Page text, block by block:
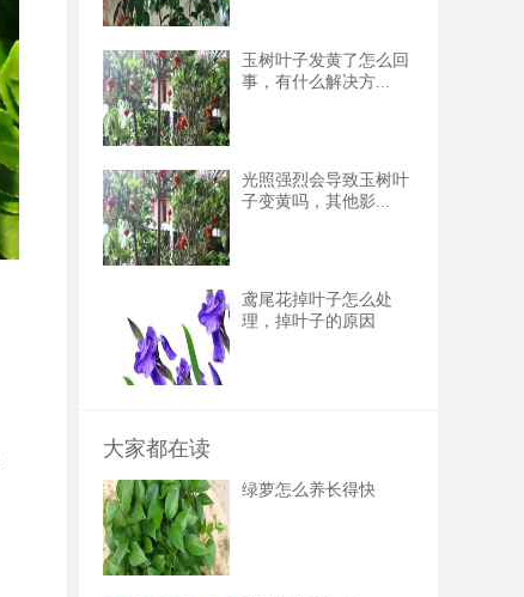
玉树叶子发黄了怎么回
事，有什么解决方...
光照强烈会导致玉树叶
子变黄吗，其他影...
鸢尾花掉叶子怎么处
理，掉叶子的原因
大家都在读
绿萝怎么养长得快